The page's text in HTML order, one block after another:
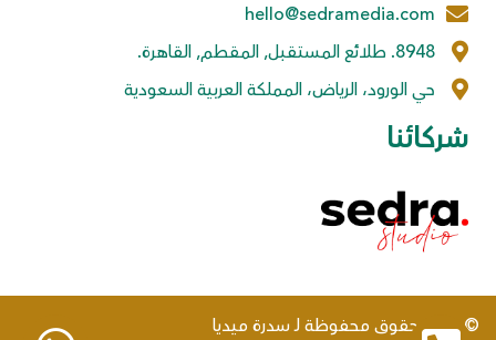
hello@sedramedia.com
8948. طلائع المستقبل, المقطم, القاهرة.
حي الورود، الرياض، المملكة العربية السعودية
شركائنا
© جميع حقوق محفوظة لـ سدرة ميديا